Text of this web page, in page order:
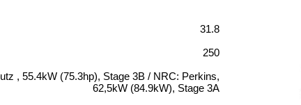
31.8
250
, 55.4kW (75.3hp), Stage 3B / NRC: Perkins,
62,5kW (84.9kW), Stage 3A